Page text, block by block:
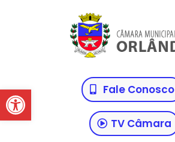
Abrir a barra de ferramentasFale Conosco
TV Câmara